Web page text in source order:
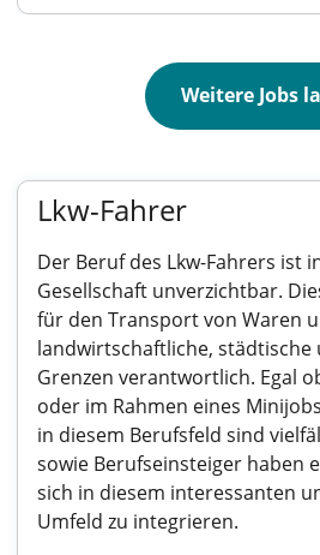
Weitere Jobs
Lkw-Fahrer
Der Beruf des Lkw-Fahrers ist
Gesellschaft unverzichtbar.
für den Transport von Waren
landwirtschaftliche,
Grenzen verantwortlich. Egal
oder im Rahmen eines
in diesem Berufsfeld sind
sowie Berufseinsteiger haben
sich in diesem interessanten
Umfeld zu integrieren.